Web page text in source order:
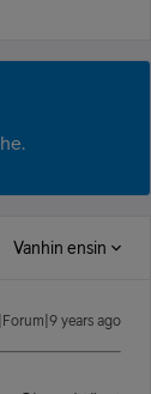
Vanhin ensin
years ago